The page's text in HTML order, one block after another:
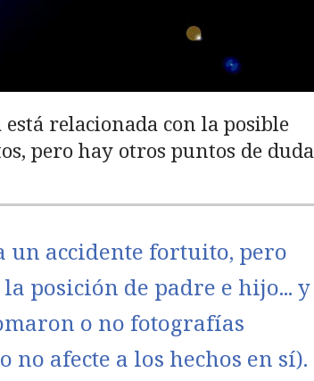
relacionada con la posible
pero hay otros puntos de duda
un accidente fortuito, pero
posición de padre e hijo... y
o no fotografías
afecte a los hechos en sí).